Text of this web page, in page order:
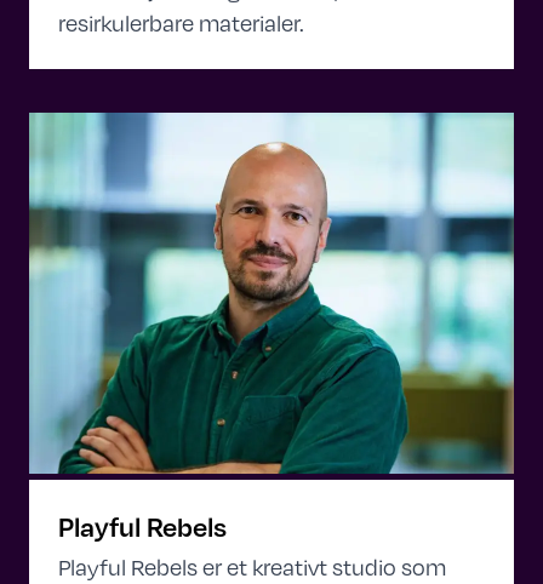
resirkulerbare materialer.
Playful Rebels
Playful Rebels er et kreativt studio som